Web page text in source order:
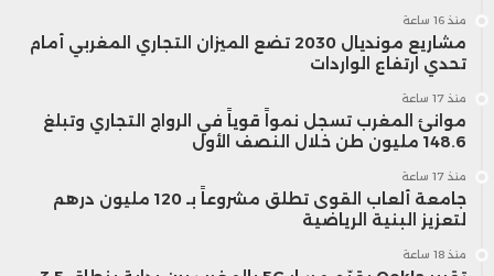
منذ 16 ساعة
مشاريع مونديال 2030 تضع الميزان التجاري المغربي أمام
تحدي ارتفاع الواردات
منذ 17 ساعة
موانئ المغرب تسجل نمواً قوياً في الرواج التجاري وتبلغ
148.6 مليون طن خلال النصف الأول
منذ 17 ساعة
جامعة ألعاب القوى تطلق مشروعاً بـ 120 مليون درهم
لتعزيز البنية الرياضية
منذ 18 ساعة